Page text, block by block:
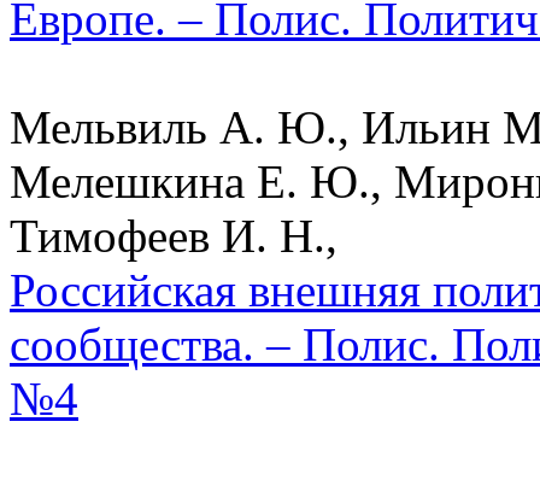
Европе. – Полис.
Мельвиль А. Ю., Ильин
Мелешкина Е. Ю.,
Тимофеев И. Н.,
Российская внешняя
сообщества. – Полис.
№4